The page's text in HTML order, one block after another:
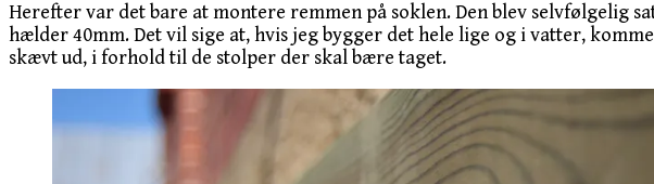
Herefter var det bare at montere remmen på soklen. Den blev selvfølgelig
hælder 40mm. Det vil sige at, hvis jeg bygger det hele lige og i vatter,
skævt ud, i forhold til de stolper der skal bære taget.